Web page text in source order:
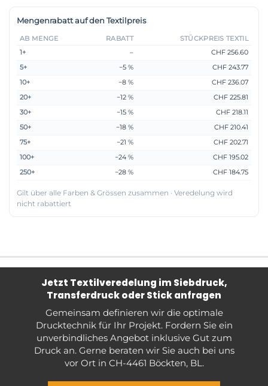
Mengenrabatt auf den Textilpreis
AB MENGE RABATT
STÜCKPREIS TEXTIL
1+
–
CHF 256.60
5+
−5 %
CHF 243.77
10+
−8 %
CHF 236.07
20+
−12 %
CHF 225.81
30+
−15 %
CHF 218.11
50+
−18 %
CHF 210.41
75+
−21 %
CHF 202.71
100+
−24 %
CHF 195.02
250+
−28 % CHF 184.75
Gilt über alle Farben & Grössen zusammen · Veredelung wird
nicht rabattiert
Jetzt Textilveredelung im Siebdruck,
Transferdruck oder Stick anfragen
Gemeinsam definieren wir die optimale
Drucktechnik für Ihr Projekt. Fordern Sie ein
unverbindliches Angebot inklusive Gut zum
Druck an. Gerne beraten wir Sie auch bei uns
vor Ort in CH-4461 Böckten, BL.